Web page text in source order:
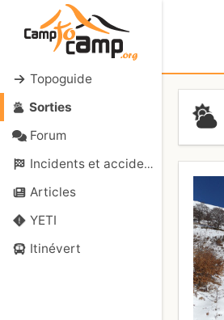
Topoguide
Sorties
Forum
Incidents et accidents
Articles
YETI
Itinévert